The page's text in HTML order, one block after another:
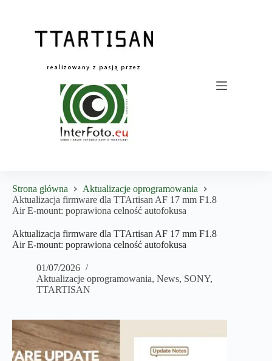
Strona główna
Aktualizacje oprogramowania
Aktualizacja firmware dla TTArtisan AF 17 mm F1.8
Air E-mount: poprawiona celność autofokusa
Aktualizacja firmware dla TTArtisan AF 17 mm F1.8
Air E-mount: poprawiona celność autofokusa
01/07/2026
Aktualizacje oprogramowania, News, SONY,
TTARTISAN